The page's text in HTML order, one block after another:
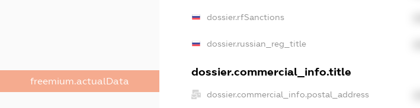
freemium.actualData
dossier.rfSanctions
dossier.russian_reg_title
dossier.commercial_info.title
dossier.commercial_info.postal_address